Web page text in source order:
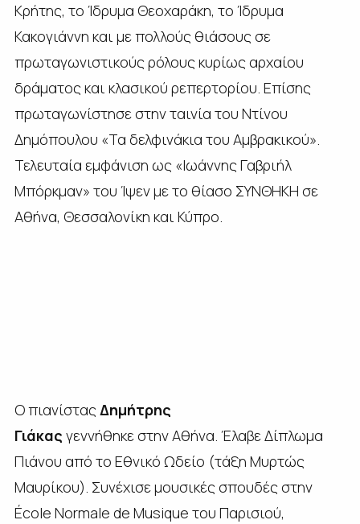
Κρήτης, το Ίδρυμα Θεοχαράκη, το Ίδρυμα
Κακογιάννη και με πολλούς θιάσους σε
πρωταγωνιστικούς ρόλους κυρίως αρχαίου
δράματος και κλασικού ρεπερτορίου. Επίσης
πρωταγωνίστησε στην ταινία του Ντίνου
Δημόπουλου «Τα δελφινάκια του Αμβρακικού».
Τελευταία εμφάνιση ως «Ιωάννης Γαβριήλ
Μπόρκμαν» του Ίψεν με το θίασο ΣΥΝΘΗΚΗ σε
Αθήνα, Θεσσαλονίκη και Κύπρο.
Ο πιανίσταςΔημήτρης
Γιάκας γεννήθηκε στην Αθήνα. Έλαβε Δίπλωμα
Πιάνου από το Εθνικό Ωδείο (τάξη Μυρτώς
Μαυρίκου). Συνέχισε μουσικές σπουδές στην
École Normale de Musique του Παρισιού,